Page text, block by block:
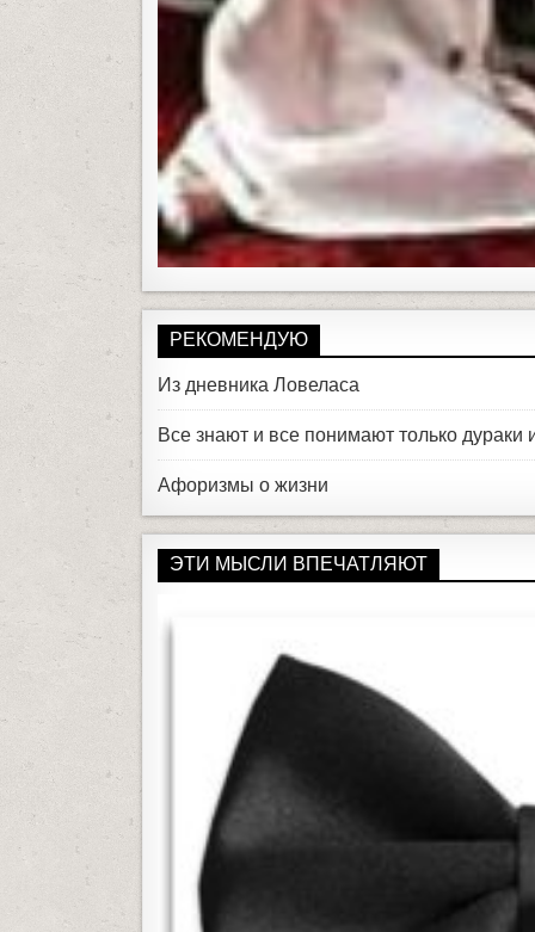
РЕКОМЕНДУЮ
Из дневника Ловеласа
Все знают и все понимают только дураки
Афоризмы о жизни
ЭТИ МЫСЛИ ВПЕЧАТЛЯЮТ